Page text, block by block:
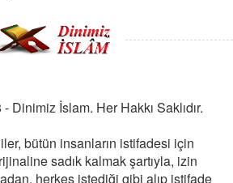
Dinimiz İslam. Her Hakkı Saklıdır.
bütün insanların istifadesi için
sadık kalmak şartıyla, izin
herkes istediği gibi alıp istifade